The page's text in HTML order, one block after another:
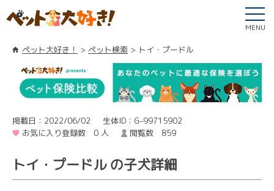
MENU
ペット大好き！ ペット検索 トイ・プードル
掲載日：2022/06/02
生体ID：G–99715902
お気に入り登録数 0 人
閲覧数 859
トイ・プードル の子犬詳細